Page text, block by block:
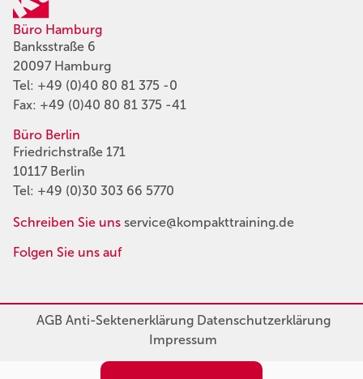
Büro Hamburg
Banksstraße 6
20097 Hamburg
Tel: +49 (0)40 80 81 375 -0
Fax: +49 (0)40 80 81 375 -41
Büro Berlin
Friedrichstraße 171
10117 Berlin
Tel: +49 (0)30 303 66 5770
Schreiben Sie uns service@kompakttraining.de
Folgen Sie uns auf
AGBAnti-SektenerklärungDatenschutzerklärung
Impressum